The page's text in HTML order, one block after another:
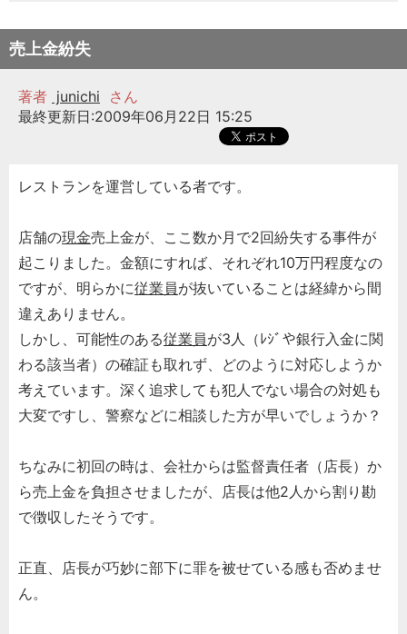
売上金紛失
著者 junichi
さん
最終更新日:2009年06月22日 15:25
レストランを運営している者です。
店舗の現金売上金が、ここ数か月で2回紛失する事件が
起こりました。金額にすれば、それぞれ10万円程度なの
ですが、明らかに従業員が抜いていることは経緯から間
違えありません。
しかし、可能性のある従業員が3人（ﾚｼﾞや銀行入金に関
わる該当者）の確証も取れず、どのように対応しようか
考えています。深く追求しても犯人でない場合の対処も
大変ですし、警察などに相談した方が早いでしょうか？
ちなみに初回の時は、会社からは監督責任者（店長）か
ら売上金を負担させましたが、店長は他2人から割り勘
で徴収したそうです。
正直、店長が巧妙に部下に罪を被せている感も否めませ
ん。